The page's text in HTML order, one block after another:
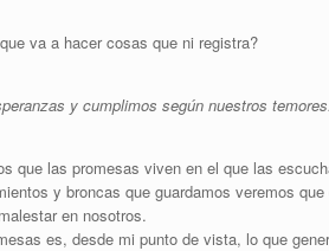
va a hacer cosas que ni registra?
y cumplimos según nuestros temores.
que las promesas viven en el que las
y broncas que guardamos veremos
en nosotros.
es, desde mi punto de vista, lo que